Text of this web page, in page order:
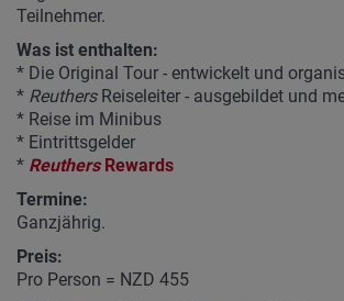
Teilnehmer.
Was ist enthalten:
* Die Original Tour - entwickelt und
* ReuthersReiseleiter - ausgebildet und
* Reise im Minibus
* Eintrittsgelder
* ReuthersRewards
Termine:
Ganzjährig.
Preis:
Pro Person = NZD 455